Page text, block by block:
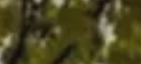
ROMA
Parco dei Principi Grand Hotel & Spa
Hotel Splendide Royal Roma
Hotel Mancino 12
Prince Spa